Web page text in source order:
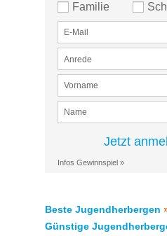
Familie
Jetzt
Infos Gewinnspiel »
Beste Jugendherbergen
Günstige